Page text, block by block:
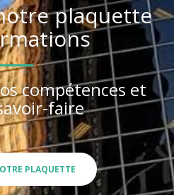
plaquette
compétences et
faire
PLAQUETTE